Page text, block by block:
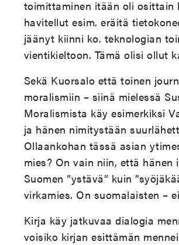
toimittaminen itään oli osittain
havitellut esim. eräitä
jäänyt kiinni ko. teknologian
vientikieltoon. Tämä olisi ollut
Sekä Kuorsalo että toinen
moralismiin – siinä mielessä
Moralismista käy esimerkiksi
ja hänen nimitystään
Ollaankohan tässä asian
mies? On vain niin, että hänen
Suomen ”ystävä” kuin
virkamies. On suomalaisten –
Kirja käy jatkuvaa dialogia
voisiko kirjan esittämän